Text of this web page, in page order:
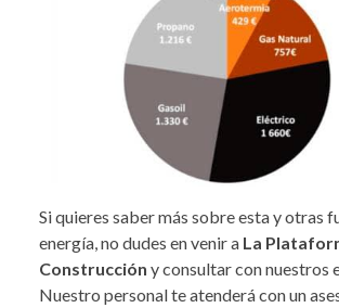
Si quieres saber más sobre esta y otras
energía, no dudes en venir a La
Construcción y consultar con nuestros
Nuestro personal te atenderá con un